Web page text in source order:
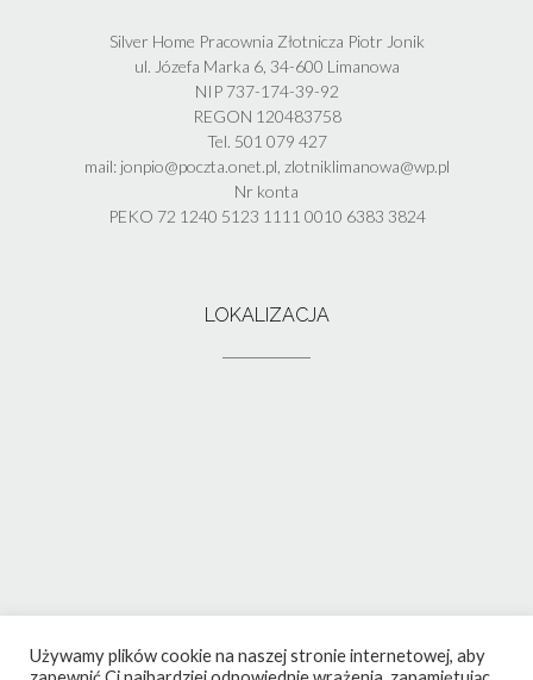
Silver Home Pracownia Złotnicza Piotr Jonik
ul. Józefa Marka 6, 34-600 Limanowa
NIP 737-174-39-92
REGON 120483758
Tel. 501 079 427
mail: jonpio@poczta.onet.pl, zlotniklimanowa@wp.pl
Nr konta
PEKO 72 1240 5123 1111 0010 6383 3824
LOKALIZACJA
Używamy plików cookie na naszej stronie internetowej, aby